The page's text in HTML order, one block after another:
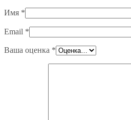
Имя *
Email *
Ваша оценка *